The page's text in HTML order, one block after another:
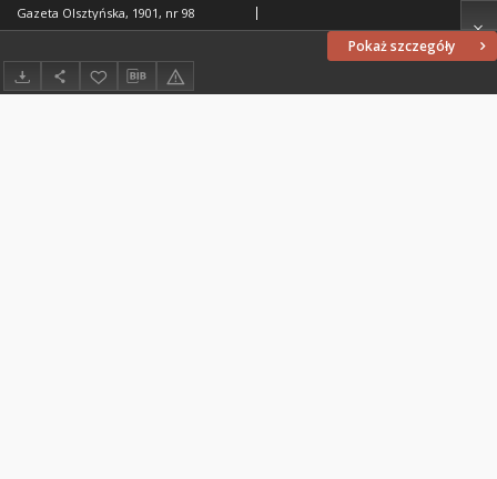
Pokaż szczegóły
Gazeta Olsztyńska, 1901, nr 98